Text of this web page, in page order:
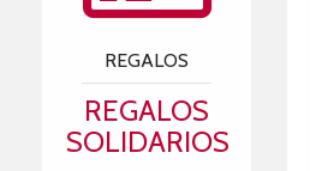
REGALOS
REGALOS
SOLIDARIOS